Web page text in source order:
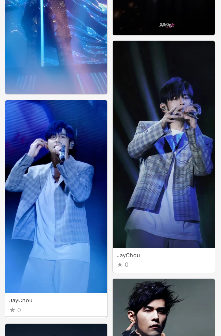
JayChou
0
JayChou
0
周杰伦
周杰伦
0